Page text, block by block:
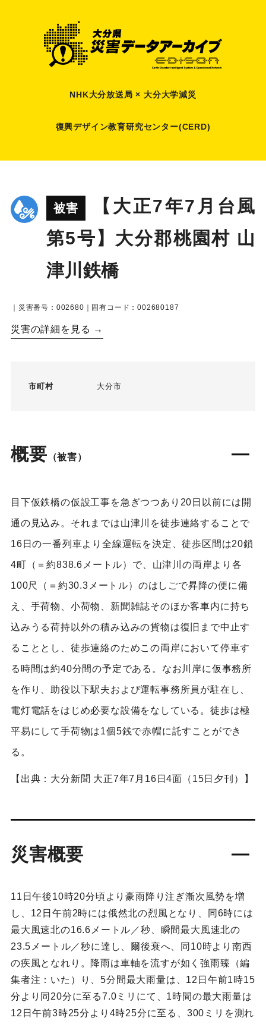
NHK大分放送局 × 大分大学減災
復興デザイン教育研究センター(CERD)
被害
【大正7年7月台風
第5号】大分郡桃園村 山
津川鉄橋
｜災害番号：002680｜固有コード：002680187
災害の詳細を見る →
市町村 大分市
概要 （被害）
目下仮鉄橋の仮設工事を急ぎつつあり20日以前には開
通の見込み。それまでは山津川を徒歩連絡することで
16日の一番列車より全線運転を決定、徒歩区間は20鎖
4町（＝約838.6メートル）で、山津川の両岸より各
100尺（＝約30.3メートル）のはしごで昇降の便に備
え、手荷物、小荷物、新聞雑誌そのほか客車内に持ち
込みうる荷持以外の積み込みの貨物は復旧まで中止す
ることとし、徒歩連絡のためこの両岸において停車す
る時間は約40分間の予定である。なお川岸に仮事務所
を作り、助役以下駅夫および運転事務所員が駐在し、
電灯電話をはじめ必要な設備をなしている。徒歩は極
平易にして手荷物は1個5銭で赤帽に託すことができ
る。
【出典：大分新聞 大正7年7月16日4面（15日夕刊）】
災害概要
11日午後10時20分頃より豪雨降り注ぎ漸次風勢を増
し、12日午前2時には俄然北の烈風となり、同6時には
最大風速北の16.6メートル／秒、瞬間最大風速北の
23.5メートル／秒に達し、爾後衰へ、同10時より南西
の疾風となれり。降雨は車軸を流すが如く強雨臻（編
集者注：いた）り、5分間最大雨量は、12日午前1時15
分より同20分に至る7.0ミリにて、1時間の最大雨量は
12日午前3時25分より4時25分に至る、300ミリを測れ